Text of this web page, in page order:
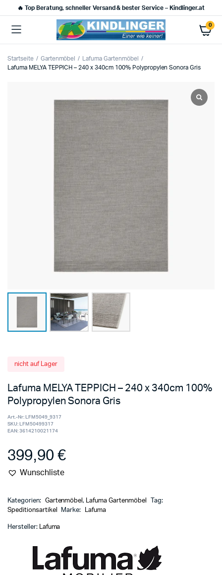
🔥 Top Beratung, schneller Versand & bester Service – Kindlinger.at
0
Startseite Gartenmöbel
Lafuma Gartenmöbel
Lafuma MELYA TEPPICH – 240 x 340cm 100% Polypropylen Sonora Gris
nicht auf Lager
Lafuma MELYA TEPPICH – 240 x 340cm 100%
Polypropylen Sonora Gris
Art.-Nr:LFM5049_9317
SKU:
LFM50499317
EAN:3614210021174
399,90€
Wunschliste
Kategorien: Gartenmöbel, Lafuma Gartenmöbel
Tag:
Speditionsartikel
Marke: Lafuma
Hersteller: Lafuma